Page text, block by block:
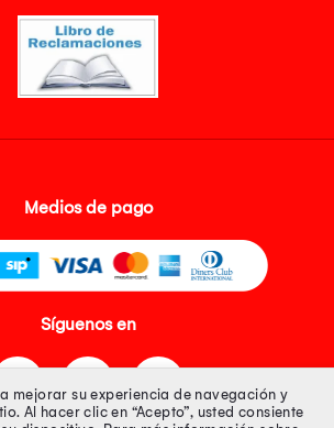
Medios de pago
Síguenos en
mejorar su experiencia de navegación y
Al hacer clic en “Acepto”, usted consiente